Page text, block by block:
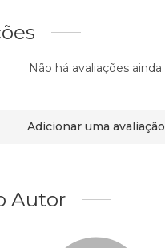
Não há avaliações ainda.
Adicionar uma avaliação
Autor